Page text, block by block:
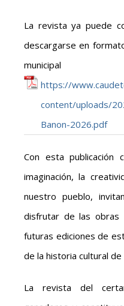
La revista ya puede
descargarse en
municipal
https://
content/uploads/
Banon-2026.pdf
Con esta publicación
imaginación, la
nuestro pueblo,
disfrutar de las obras
futuras ediciones de
de la historia cultural de
La revista del